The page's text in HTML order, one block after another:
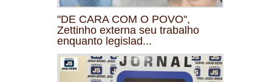
"DE CARA COM O POVO",
Zettinho externa seu trabalho
enquanto legislad...